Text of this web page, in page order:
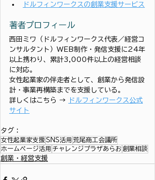
ドルフィンワークスの創業支援サービス
著者プロフィール
西田ミワ（ドルフィンワークス代表／経営コ
ンサルタント）WEB制作・発信支援に24年
以上携わり、累計3,000件以上の経営相談
に対応。
女性起業家の伴走者として、創業から発信設
計・事業再構築までを支援している。
詳しくはこちら →
ドルフィンワークス公式
サイト
タグ：
女性起業家支援SNS活用 荒尾商工会議所
ホームページ活用 チャレンジプラザあらお 創業相談
創業・経営支援